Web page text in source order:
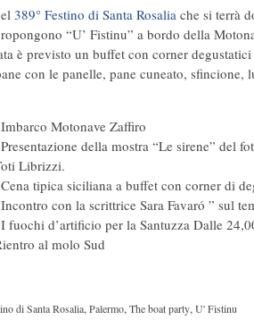
389° Festino di Santa Rosalia che si terrà
“U’ Fistinu” a bordo della
è previsto un buffet con corner
con le panelle, pane cuneato, sfincione,
Motonave Zaffiro
della mostra “Le sirene” del
Librizzi.
tipica siciliana a buffet con corner di
con la scrittrice Sara Favaró ” sul
fuochi d’artificio per la Santuzza Dalle
al molo Sud
di Santa Rosalia,Palermo,The boat party,U' Fistinu